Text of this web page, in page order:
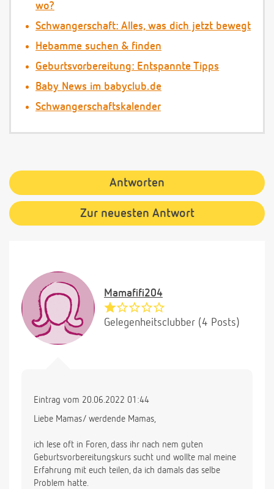
wo?
Schwangerschaft: Alles, was dich jetzt bewegt
Hebamme suchen & finden
Geburtsvorbereitung: Entspannte Tipps
Baby News im babyclub.de
Schwangerschaftskalender
Antworten
Zur neuesten Antwort
Mamafifi204
Gelegenheitsclubber (4 Posts)
Eintrag vom 20.06.2022 01:44
Liebe Mamas/ werdende Mamas,
ich lese oft in Foren, dass ihr nach nem guten
Geburtsvorbereitungskurs sucht und wollte mal meine
Erfahrung mit euch teilen, da ich damals das selbe
Problem hatte.